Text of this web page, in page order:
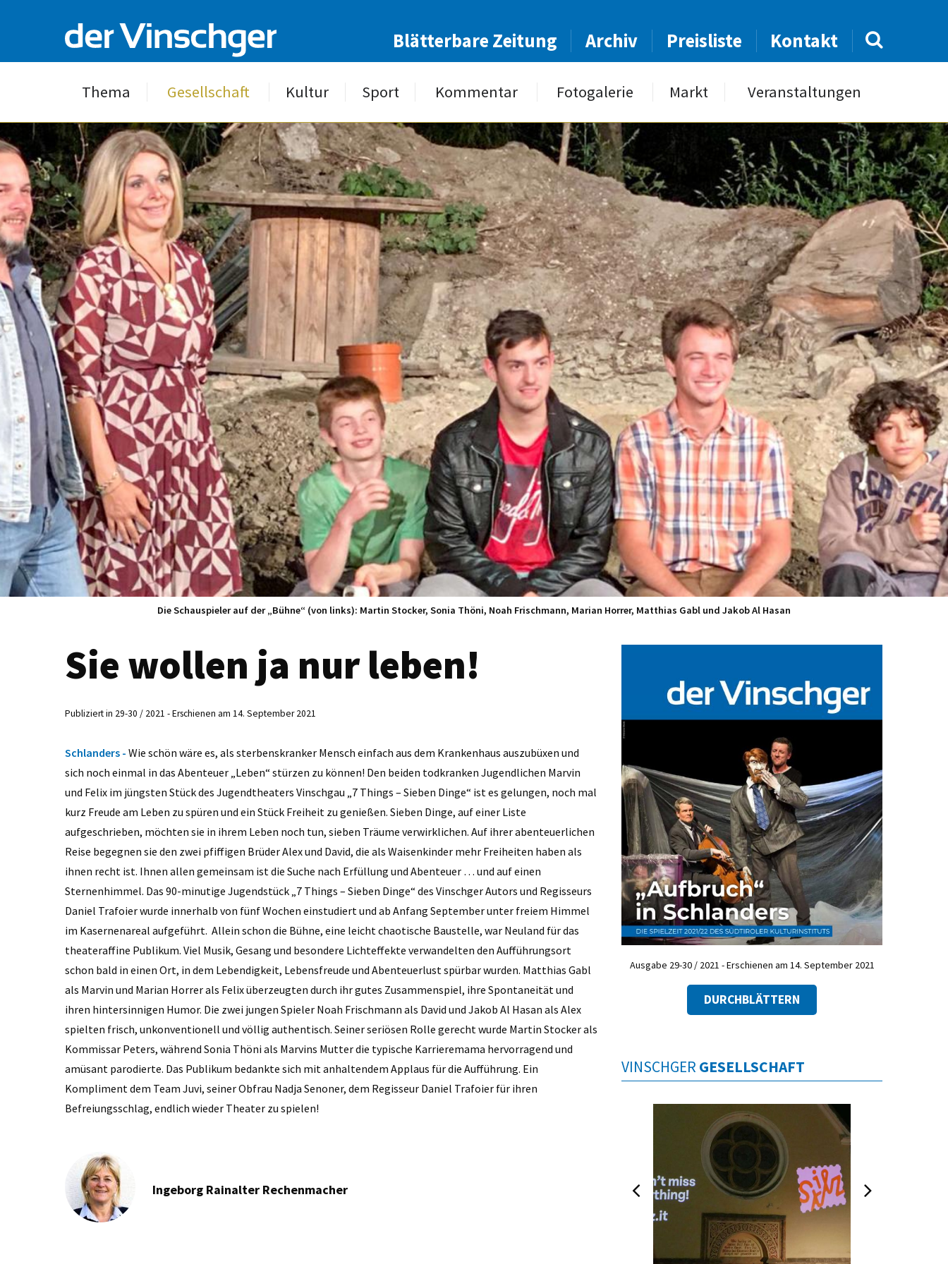
Blätterbare Zeitung Archiv Preisliste Kontakt
Thema Gesellschaft Kultur Sport Kommentar Fotogalerie Markt Veranstaltungen
Die Schauspieler auf der „Bühne“ (von links): Martin Stocker, Sonia Thöni, Noah Frischmann, Marian Horrer, Matthias Gabl und Jakob Al Hasan
Sie wollen ja nur leben!
Publiziert in 29-30 / 2021 - Erschienen am 14. September 2021
Schlanders - Wie schön wäre es, als sterbenskranker Mensch einfach aus dem Krankenhaus auszubüxen und
sich noch einmal in das Abenteuer „Leben“ stürzen zu können! Den beiden todkranken Jugendlichen Marvin
und Felix im jüngsten Stück des Jugendtheaters Vinschgau „7 Things – Sieben Dinge“ ist es gelungen, noch mal
kurz Freude am Leben zu spüren und ein Stück Freiheit zu genießen. Sieben Dinge, auf einer Liste
aufgeschrieben, möchten sie in ihrem Leben noch tun, sieben Träume verwirklichen. Auf ihrer abenteuerlichen
Reise begegnen sie den zwei pfiffigen Brüder Alex und David, die als Waisenkinder mehr Freiheiten haben als
ihnen recht ist. Ihnen allen gemeinsam ist die Suche nach Erfüllung und Abenteuer … und auf einen
Sternenhimmel. Das 90-minutige Jugendstück „7 Things – Sieben Dinge“ des Vinschger Autors und Regisseurs
Daniel Trafoier wurde innerhalb von fünf Wochen einstudiert und ab Anfang September unter freiem Himmel
im Kasernenareal aufgeführt. Allein schon die Bühne, eine leicht chaotische Baustelle, war Neuland für das
theateraffine Publikum. Viel Musik, Gesang und besondere Lichteffekte verwandelten den Aufführungsort
schon bald in einen Ort, in dem Lebendigkeit, Lebensfreude und Abenteuerlust spürbar wurden. Matthias Gabl
als Marvin und Marian Horrer als Felix überzeugten durch ihr gutes Zusammenspiel, ihre Spontaneität und
ihren hintersinnigen Humor. Die zwei jungen Spieler Noah Frischmann als David und Jakob Al Hasan als Alex
spielten frisch, unkonventionell und völlig authentisch. Seiner seriösen Rolle gerecht wurde Martin Stocker als
Kommissar Peters, während Sonia Thöni als Marvins Mutter die typische Karrieremama hervorragend und
amüsant parodierte. Das Publikum bedankte sich mit anhaltendem Applaus für die Aufführung. Ein
Kompliment dem Team Juvi, seiner Obfrau Nadja Senoner, dem Regisseur Daniel Trafoier für ihren
Befreiungsschlag, endlich wieder Theater zu spielen!
Ingeborg Rainalter Rechenmacher
Ausgabe 29-30 / 2021 - Erschienen am 14. September 2021
DURCHBLÄTTERN
VINSCHGER GESELLSCHAFT